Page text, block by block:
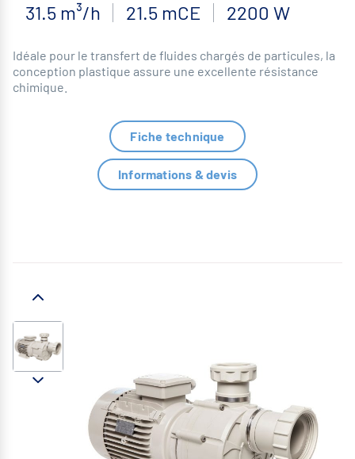
31.5 m³/h 21.5 mCE 2200 W
Idéale pour le transfert de fluides chargés de particules, la
conception plastique assure une excellente résistance
chimique.
Fiche technique
Informations & devis